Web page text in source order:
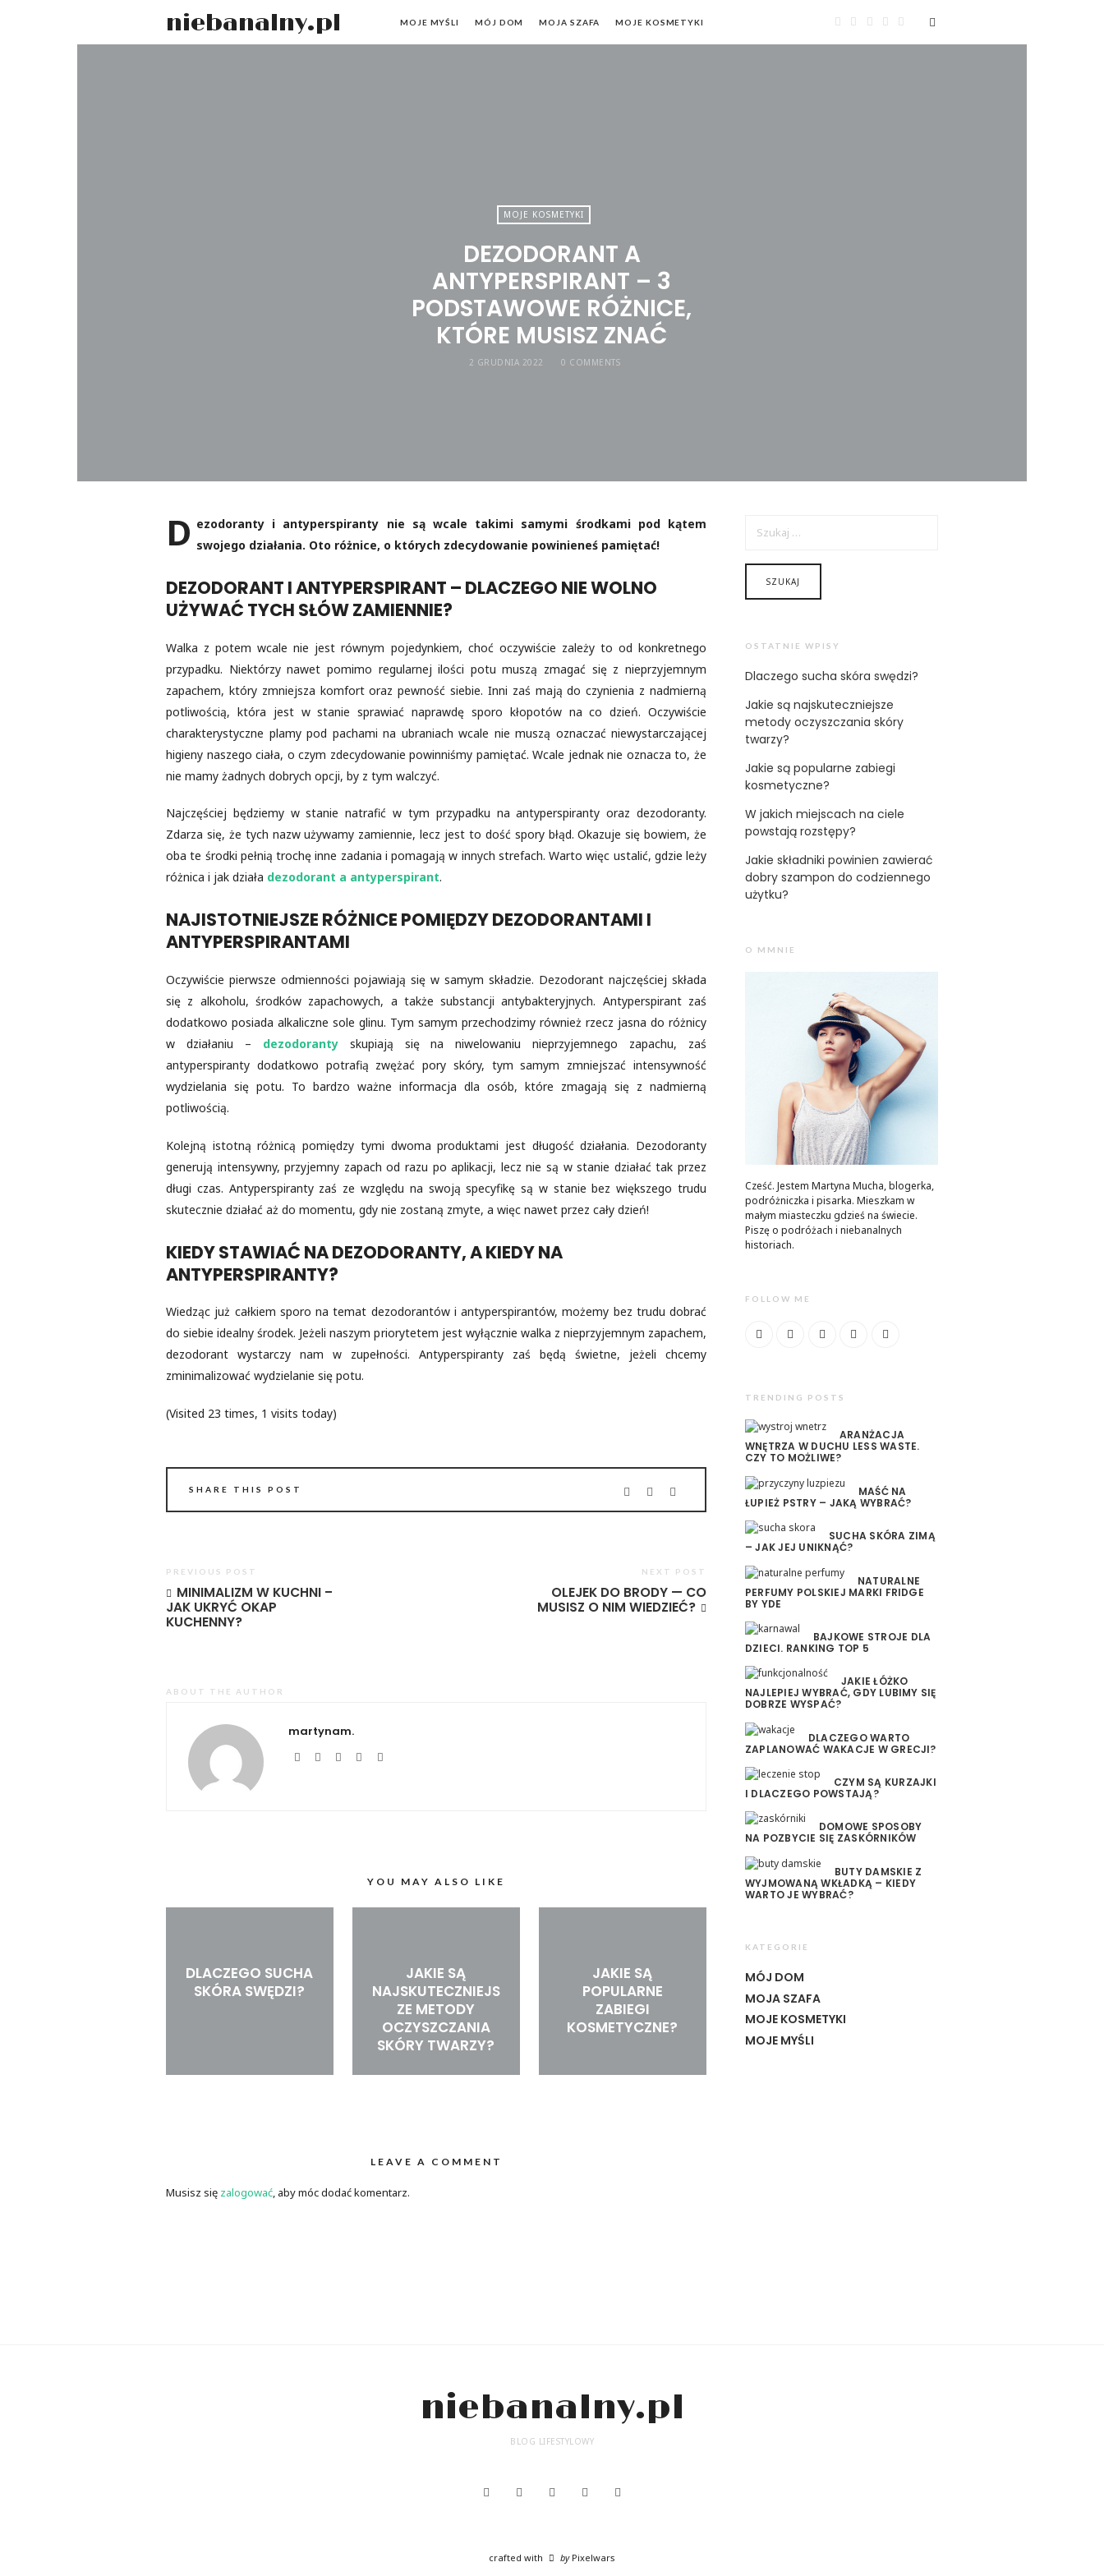
niebanalny.pl MOJE MYŚLI MÓJ DOM MOJA SZAFA MOJE KOSMETYKI
MOJE KOSMETYKI
DEZODORANT A
ANTYPERSPIRANT – 3
PODSTAWOWE RÓŻNICE,
KTÓRE MUSISZ ZNAĆ
2 GRUDNIA 2022 0 COMMENTS
D ezodoranty i antyperspiranty nie są wcale takimi samymi środkami pod kątem
swojego działania. Oto różnice, o których zdecydowanie powinieneś pamiętać!
DEZODORANT I ANTYPERSPIRANT – DLACZEGO NIE WOLNO
UŻYWAĆ TYCH SŁÓW ZAMIENNIE?
Walka z potem wcale nie jest równym pojedynkiem, choć oczywiście zależy to od konkretnego
przypadku. Niektórzy nawet pomimo regularnej ilości potu muszą zmagać się z nieprzyjemnym
zapachem, który zmniejsza komfort oraz pewność siebie. Inni zaś mają do czynienia z nadmierną
potliwością, która jest w stanie sprawiać naprawdę sporo kłopotów na co dzień. Oczywiście
charakterystyczne plamy pod pachami na ubraniach wcale nie muszą oznaczać niewystarczającej
higieny naszego ciała, o czym zdecydowanie powinniśmy pamiętać. Wcale jednak nie oznacza to, że
nie mamy żadnych dobrych opcji, by z tym walczyć.
Najczęściej będziemy w stanie natrafić w tym przypadku na antyperspiranty oraz dezodoranty.
Zdarza się, że tych nazw używamy zamiennie, lecz jest to dość spory błąd. Okazuje się bowiem, że
oba te środki pełnią trochę inne zadania i pomagają w innych strefach. Warto więc ustalić, gdzie leży
różnica i jak działa dezodorant a antyperspirant.
NAJISTOTNIEJSZE RÓŻNICE POMIĘDZY DEZODORANTAMI I
ANTYPERSPIRANTAMI
Oczywiście pierwsze odmienności pojawiają się w samym składzie. Dezodorant najczęściej składa
się z alkoholu, środków zapachowych, a także substancji antybakteryjnych. Antyperspirant zaś
dodatkowo posiada alkaliczne sole glinu. Tym samym przechodzimy również rzecz jasna do różnicy
w działaniu – dezodorantyskupiają się na niwelowaniu nieprzyjemnego zapachu, zaś
antyperspiranty dodatkowo potrafią zwężać pory skóry, tym samym zmniejszać intensywność
wydzielania się potu. To bardzo ważne informacja dla osób, które zmagają się z nadmierną
potliwością.
Kolejną istotną różnicą pomiędzy tymi dwoma produktami jest długość działania. Dezodoranty
generują intensywny, przyjemny zapach od razu po aplikacji, lecz nie są w stanie działać tak przez
długi czas. Antyperspiranty zaś ze względu na swoją specyfikę są w stanie bez większego trudu
skutecznie działać aż do momentu, gdy nie zostaną zmyte, a więc nawet przez cały dzień!
KIEDY STAWIAĆ NA DEZODORANTY, A KIEDY NA
ANTYPERSPIRANTY?
Wiedząc już całkiem sporo na temat dezodorantów i antyperspirantów, możemy bez trudu dobrać
do siebie idealny środek. Jeżeli naszym priorytetem jest wyłącznie walka z nieprzyjemnym zapachem,
dezodorant wystarczy nam w zupełności. Antyperspiranty zaś będą świetne, jeżeli chcemy
zminimalizować wydzielanie się potu.
(Visited 23 times, 1 visits today)
SHARE THIS POST
PREVIOUS POST
MINIMALIZM W KUCHNI –
JAK UKRYĆ OKAP
KUCHENNY?
NEXT POST
OLEJEK DO BRODY — CO
MUSISZ O NIM WIEDZIEĆ?
ABOUT THE AUTHOR
martynam.
YOU MAY ALSO LIKE
DLACZEGO SUCHA
SKÓRA SWĘDZI?
JAKIE SĄ
NAJSKUTECZNIEJS
ZE METODY
OCZYSZCZANIA
SKÓRY TWARZY?
JAKIE SĄ
POPULARNE
ZABIEGI
KOSMETYCZNE?
LEAVE A COMMENT
Musisz się zalogować, aby móc dodać komentarz.
OSTATNIE WPISY
Dlaczego sucha skóra swędzi?
Jakie są najskuteczniejsze
metody oczyszczania skóry
twarzy?
Jakie są popularne zabiegi
kosmetyczne?
W jakich miejscach na ciele
powstają rozstępy?
Jakie składniki powinien zawierać
dobry szampon do codziennego
użytku?
O MMNIE
Cześć. Jestem Martyna Mucha, blogerka,
podróżniczka i pisarka. Mieszkam w
małym miasteczku gdzieś na świecie.
Piszę o podróżach i niebanalnych
historiach.
FOLLOW ME
TRENDING POSTS
ARANŻACJA
WNĘTRZA W DUCHU LESS WASTE.
CZY TO MOŻLIWE?
MAŚĆ NA
ŁUPIEŻ PSTRY – JAKĄ WYBRAĆ?
SUCHA SKÓRA ZIMĄ
– JAK JEJ UNIKNĄĆ?
NATURALNE
PERFUMY POLSKIEJ MARKI FRIDGE
BY YDE
BAJKOWE STROJE DLA
DZIECI. RANKING TOP 5
JAKIE ŁÓŻKO
NAJLEPIEJ WYBRAĆ, GDY LUBIMY SIĘ
DOBRZE WYSPAĆ?
DLACZEGO WARTO
ZAPLANOWAĆ WAKACJE W GRECJI?
CZYM SĄ KURZAJKI
I DLACZEGO POWSTAJĄ?
DOMOWE SPOSOBY
NA POZBYCIE SIĘ ZASKÓRNIKÓW
BUTY DAMSKIE Z
WYJMOWANĄ WKŁADKĄ – KIEDY
WARTO JE WYBRAĆ?
KATEGORIE
MÓJ DOM
MOJA SZAFA
MOJE KOSMETYKI
MOJE MYŚLI
niebanalny.pl
BLOG LIFESTYLOWY
crafted with byPixelwars